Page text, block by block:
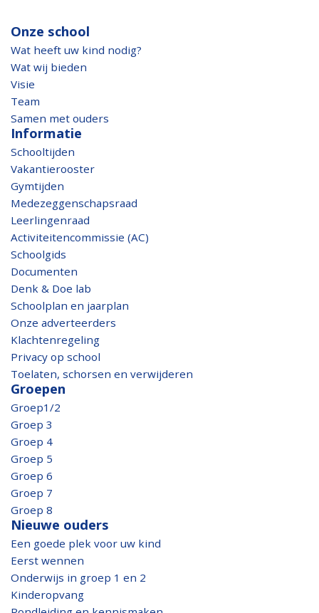
Onze school
Wat heeft uw kind nodig?
Wat wij bieden
Visie
Team
Samen met ouders
Informatie
Schooltijden
Vakantierooster
Gymtijden
Medezeggenschapsraad
Leerlingenraad
Activiteitencommissie (AC)
Schoolgids
Documenten
Denk & Doe lab
Schoolplan en jaarplan
Onze adverteerders
Klachtenregeling
Privacy op school
Toelaten, schorsen en verwijderen
Groepen
Groep1/2
Groep 3
Groep 4
Groep 5
Groep 6
Groep 7
Groep 8
Nieuwe ouders
Een goede plek voor uw kind
Eerst wennen
Onderwijs in groep 1 en 2
Kinderopvang